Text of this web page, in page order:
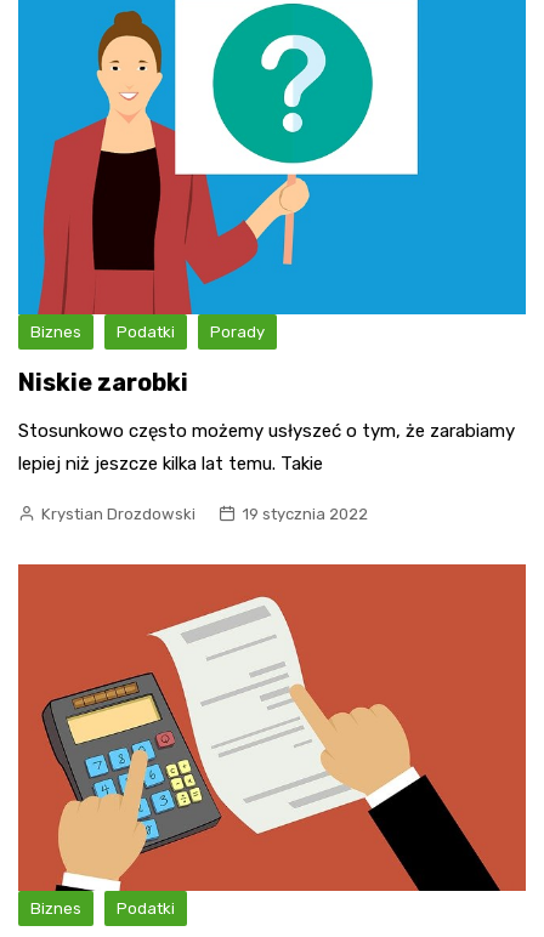
Biznes Podatki Porady
Niskie zarobki
Stosunkowo często możemy usłyszeć o tym, że zarabiamy
lepiej niż jeszcze kilka lat temu. Takie
Krystian Drozdowski 19 stycznia 2022
Biznes Podatki